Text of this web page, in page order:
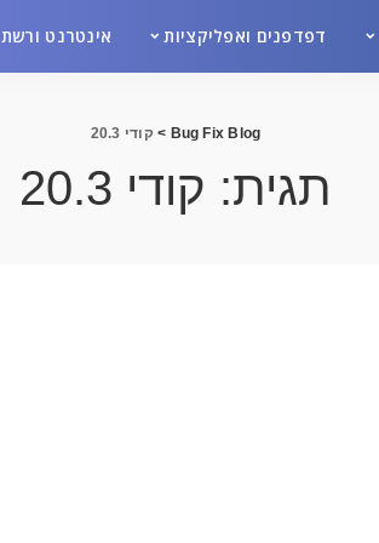
דפדפנים ואפליקציות אינטרנט ורשת
Bug Fix Blog
> קודי 20.3
תגית: קודי 20.3